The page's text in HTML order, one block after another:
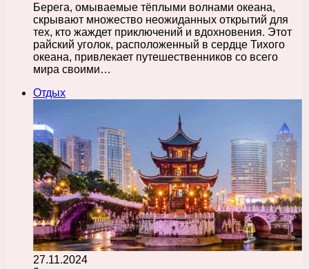
Берега, омываемые тёплыми волнами океана,
скрывают множество неожиданных открытий для
тех, кто жаждет приключений и вдохновения. Этот
райский уголок, расположенный в сердце Тихого
океана, привлекает путешественников со всего
мира своими…
Отдых
27.11.2024